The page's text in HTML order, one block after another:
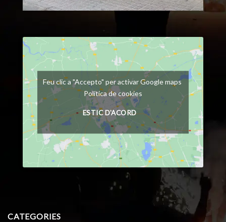
Feu clic a "Accepto" per activar Google maps
Política de cookies
ESTIC D'ACORD
CATEGORIES